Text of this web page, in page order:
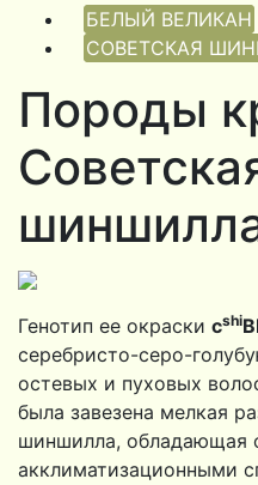
БЕЛЫЙ ВЕЛИКАН
СОВЕТСКАЯ
Породы
Генотип ее окраски сshi
серебристо-серо-
ос­тевых и пуховых
была завезена мелкая
шиншилла, обладаю­щая
акклиматизационными